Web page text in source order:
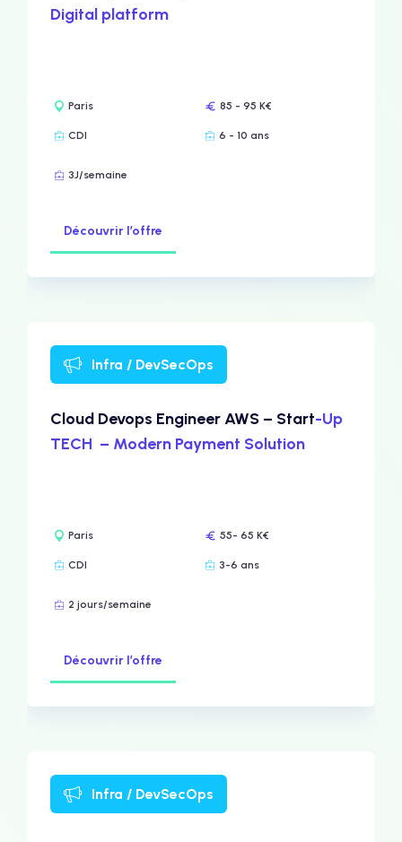
Digital platform
Paris 85 - 95 K€
CDI 6 - 10 ans
3J/semaine
Découvrir l’offre
Infra / DevSecOps
Cloud Devops Engineer AWS – Start-Up
TECH – Modern Payment Solution
Paris 55- 65 K€
CDI 3-6 ans
2 jours/semaine
Découvrir l’offre
Infra / DevSecOps